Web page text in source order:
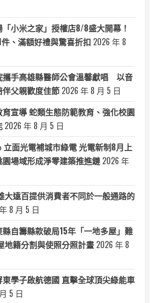
小米之家」授權店8/8盛大開幕！
、滿額好禮與驚喜折扣 2026 年 8
攜手高雄縣醫師公會溫馨獻唱 以音
父親歡度佳節 2026 年 8 月 5 日
宣導 蛇類生態防範教育、強化校園
2026 年 8 月 5 日
立面光電補城市綠電 光電新制8月上
場域形成淨零建築推進鏈 2026 年
大遠百提供消費者不同於一般通路的
8 月 5 日
自籌縣款破局15年「一地多屋」難
地籍分割與使照分照計畫 2026 年 8
學子啟航德國 直擊全球頂尖綠能車
5 日